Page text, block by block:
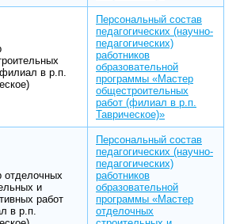
в р.п.
Персональный состав
педагогических (научно-
педагогических)
работников
образовательной
программы «Мастер
общестроительных
работ (филиал в р.п.
Таврическое)»
отделочных
и
работ
в р.п.
Персональный состав
педагогических (научно-
педагогических)
работников
образовательной
программы «Мастер
отделочных